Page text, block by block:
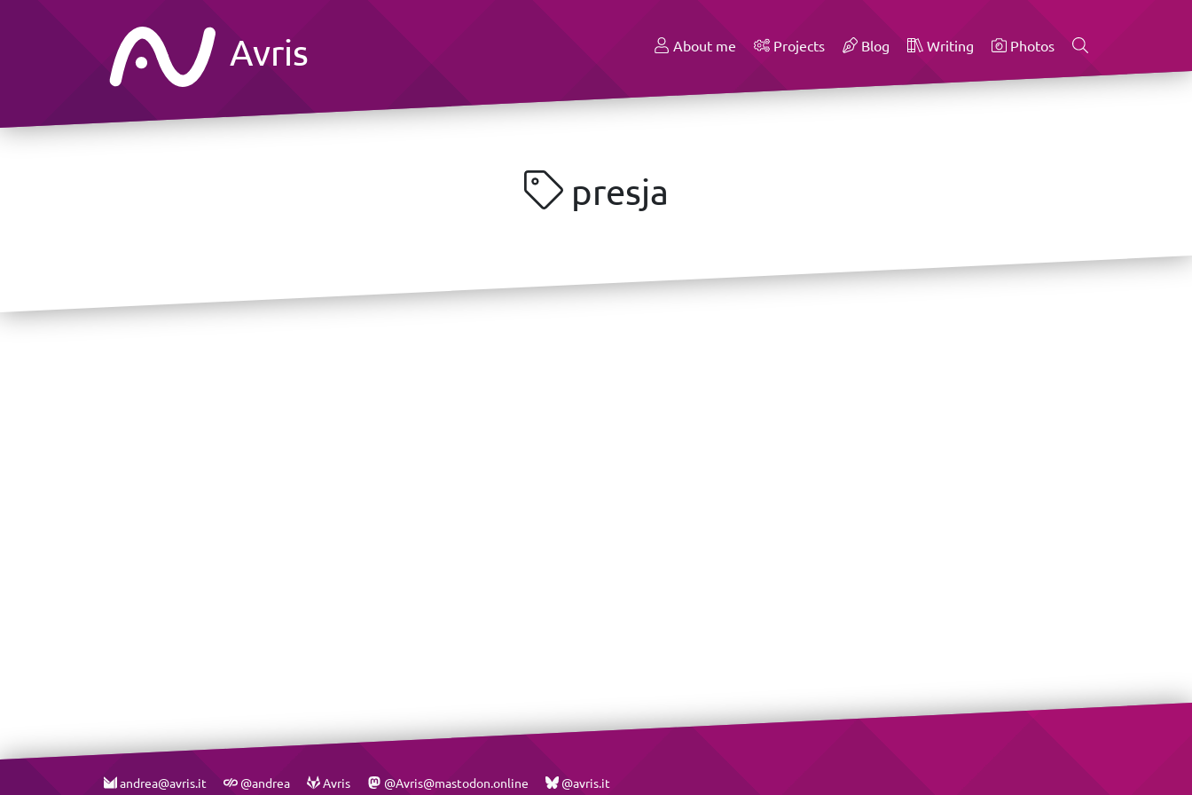
Avris About me Projects Blog Writing Photos
presja
andrea@avris.it @andrea Avris @Avris@mastodon.online @avris.it